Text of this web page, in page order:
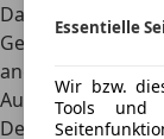
Das Fahrzeug
angeboten)
Auch die Kfz-
Design
Essentielle
Wir bzw.
Tools und